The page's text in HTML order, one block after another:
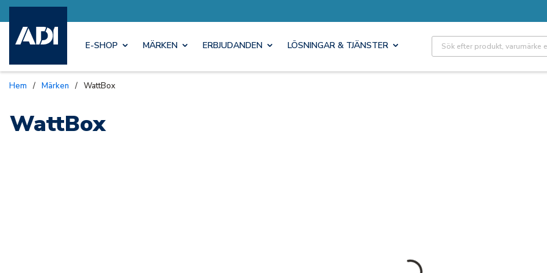
E-SHOP MÄRKEN ERBJUDANDEN LÖSNINGAR & TJÄNSTER Site Search
Hem / Märken / WattBox
WattBox